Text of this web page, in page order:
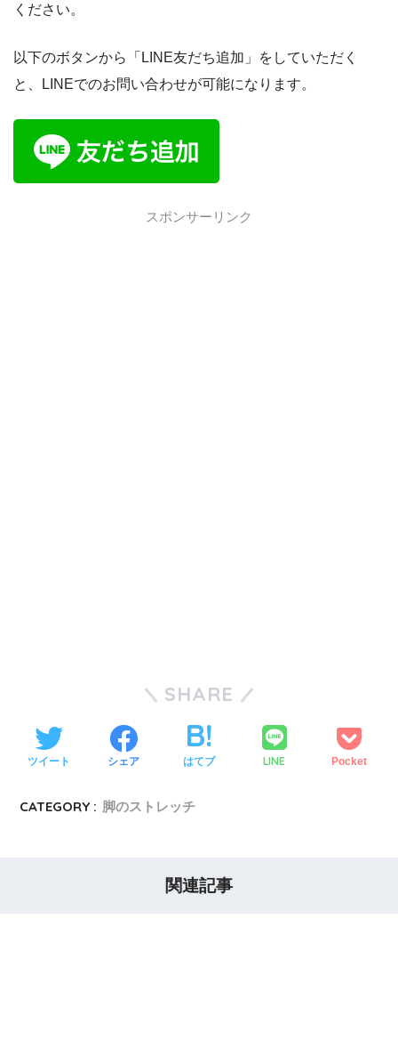
ください。
以下のボタンから「LINE友だち追加」をしていただく
と、LINEでのお問い合わせが可能になります。
スポンサーリンク
SHARE
ツイート シェア はてブ LINE Pocket
CATEGORY : 脚のストレッチ
関連記事